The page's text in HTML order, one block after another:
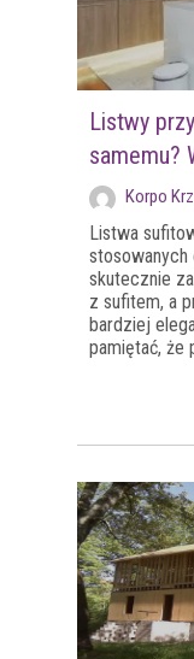
Listwy
samemu?
Korpo
Listwa
skutecznie
z sufitem, a
bardziej
pamiętać, że